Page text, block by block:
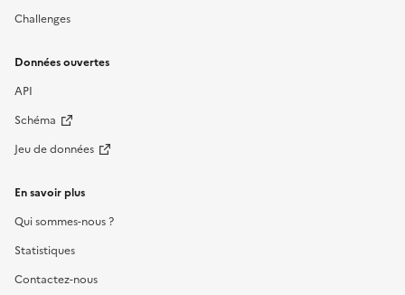
Challenges
Données ouvertes
API
Schéma
Jeu de données
En savoir plus
Qui sommes-nous ?
Statistiques
Contactez-nous